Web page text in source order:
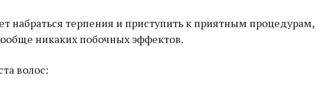
набраться терпения и приступить к приятным процедурам,
никаких побочных эффектов.
волос: